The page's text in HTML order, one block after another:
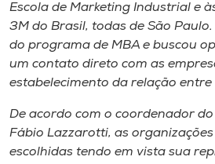
CPA
Biblioteca
Rádio
Escola de Marketing Industrial e
3M do Brasil, todas de São
do programa de MBA e buscou
um contato direto com as
estabelecimento da relação
De acordo com o coordenador
Fábio Lazzarotti, as
escolhidas tendo em vista sua